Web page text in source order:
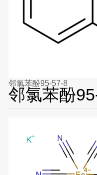
邻氯苯酚95-57-8
邻氯苯酚